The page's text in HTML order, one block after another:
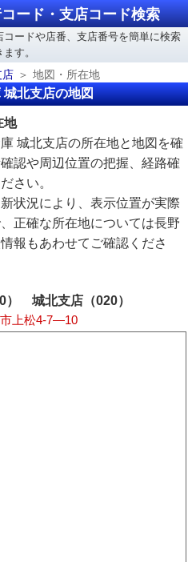
ード・支店コード検索
ードや店番、支店番号を簡単に検索
す。
店 地図・所在地
城北支店の地図
地
城北支店の所在地と地図を確
認や周辺位置の把握、経路確
さい。
状況により、表示位置が実際
正確な所在地については長野
報もあわせてご確認くださ
） 城北支店（020）
上松4-7―10